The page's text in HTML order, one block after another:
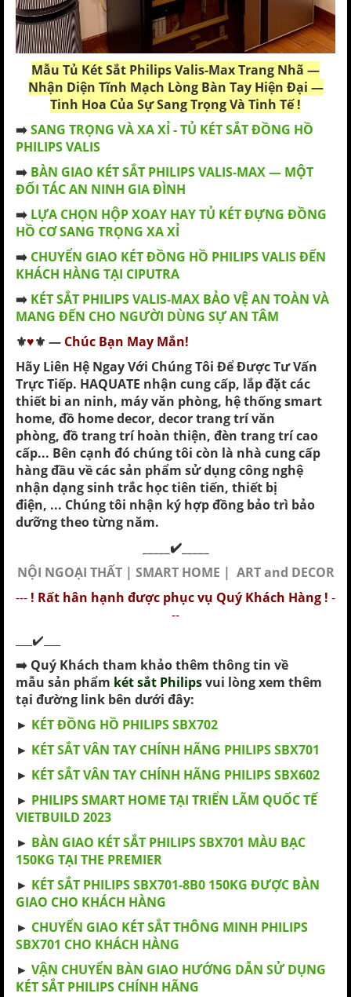
Mẫu Tủ Két Sắt Philips Valis-MaxTrang Nhã —
Nhận Diện Tĩnh Mạch Lòng Bàn Tay Hiện Đại —
Tinh Hoa Của Sự Sang Trọng Và Tinh Tế !
➡️SANG TRỌNG VÀ XA XỈ - TỦ KÉT SẮT ĐỒNG HỒ
PHILIPS VALIS
➡️ BÀN GIAO KÉT SẮT PHILIPS VALIS-MAX — MỘT
ĐỐI TÁC AN NINH GIA ĐÌNH
➡️ LỰA CHỌN HỘP XOAY HAY TỦ KÉT ĐỰNG ĐỒNG
HỒ CƠ SANG TRỌNG XA XỈ
➡️ CHUYỂN GIAO KÉT ĐỒNG HỒ PHILIPS VALIS ĐẾN
KHÁCH HÀNG TẠI CIPUTRA
➡️ KÉT SẮT PHILIPS VALIS-MAX BẢO VỆ AN TOÀN VÀ
MANG ĐẾN CHO NGƯỜI DÙNG SỰ AN TÂM
⚜️♥⚜️ — Chúc Bạn May Mắn!
Hãy Liên Hệ Ngay Với Chúng Tôi Để Được Tư Vấn
Trực Tiếp. HAQUATE nhận cung cấp, lắp đặt các
thiết bi an ninh, máy văn phòng, hệ thống smart
home, đồ home decor, decor trang trí văn
phòng, đồ trang trí hoàn thiện, đèn trang trí cao
cấp... Bên cạnh đó chúng tôi còn là nhà cung cấp
hàng đầu về các sản phẩm sử dụng công nghệ
nhận dạng sinh trắc học tiên tiến, thiết bị
điện, ... Chúng tôi nhận ký hợp đồng bảo trì bảo
dưỡng theo từng năm.
_____✔️_____
NỘI NGOẠI THẤT | SMART HOME | ART and DECOR
--- ! Rất hân hạnh được phục vụ Quý Khách Hàng ! -
--
___✔️___
➡️ Quý Khách tham khảo thêm thông tin về
mẫu sản phẩm két sắt Philipsvui lòng xem thêm
tại đường link bên dưới đây:
► KÉT ĐỒNG HỒ PHILIPS SBX702
► KÉT SẮT VÂN TAY CHÍNH HÃNG PHILIPS SBX701
► KÉT SẮT VÂN TAY CHÍNH HÃNG PHILIPS SBX602
► PHILIPS SMART HOME TẠI TRIỂN LÃM QUỐC TẾ
VIETBUILD 2023
► BÀN GIAO KÉT SẮT PHILIPS SBX701 MÀU BẠC
150KG TẠI THE PREMIER
► KÉT SẮT PHILIPS SBX701-8B0 150KG ĐƯỢC BÀN
GIAO CHO KHÁCH HÀNG
► CHUYỂN GIAO KÉT SẮT THÔNG MINH PHILIPS
SBX701 CHO KHÁCH HÀNG
► VẬN CHUYỂN BÀN GIAO HƯỚNG DẪN SỬ DỤNG
KÉT SẮT PHILIPS CHÍNH HÃNG